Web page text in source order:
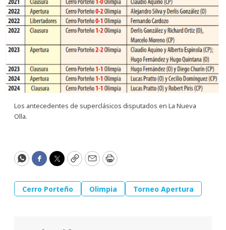
Los antecedentes de superclásicos disputados en La Nueva
Olla.
WhatsApp
Facebook
Twitter
CopyEmailPrint
Cerro Porteño Olimpia Torneo Apertura